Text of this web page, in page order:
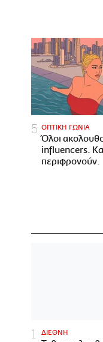
ΟΠΤΙΚΗ ΓΩΝΙΑ
Όλοι
influencers.
περιφρονούν.
ΔΙΕΘΝΗ